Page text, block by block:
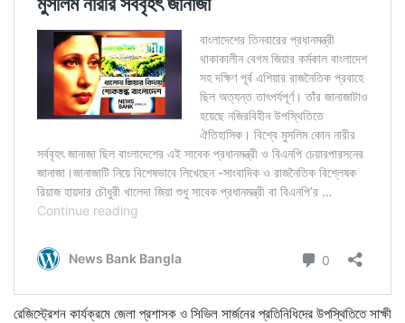
রেজিস্ট্রেশন কার্যক্রমে জেলা প্রশাসক ও সিভিল সার্জনের প্রতিনিধিদের উপস্থিতিতে সাক্ষী